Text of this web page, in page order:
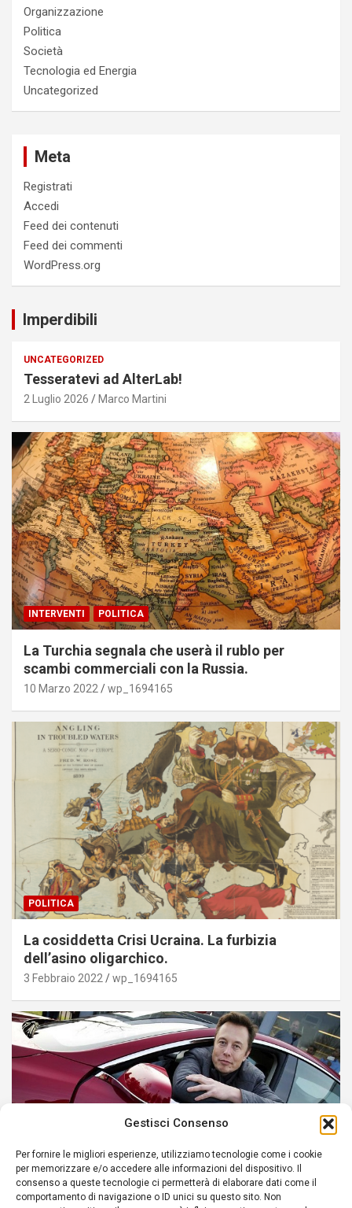
Gestisci Consenso
Per fornire le migliori esperienze, utilizziamo tecnologie come i cookie
per memorizzare e/o accedere alle informazioni del dispositivo. Il
consenso a queste tecnologie ci permetterà di elaborare dati come il
comportamento di navigazione o ID unici su questo sito. Non
Organizzazione
Politica
Società
Tecnologia ed Energia
Uncategorized
Meta
Registrati
Accedi
Feed dei contenuti
Feed dei commenti
WordPress.org
Imperdibili
UNCATEGORIZED
Tesseratevi ad AlterLab!
2 Luglio 2026 Marco Martini
INTERVENTI POLITICA
La Turchia segnala che userà il rublo per
scambi commerciali con la Russia.
10 Marzo 2022 wp_1694165
POLITICA
La cosiddetta Crisi Ucraina. La furbizia
dell’asino oligarchico.
3 Febbraio 2022 wp_1694165
POLITICA